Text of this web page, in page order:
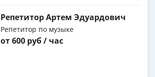
Репетитор Артем Эдуардович
Репетитор по музыке
от 600 руб / час